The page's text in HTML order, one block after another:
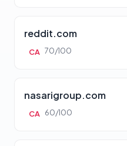
reddit.com
CA 70/100
nasarigroup.com
CA 60/100